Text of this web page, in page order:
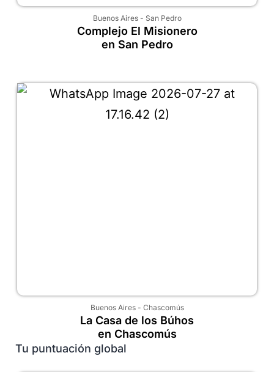
Buenos Aires- San Pedro
Complejo El Misionero
en San Pedro
Buenos Aires- Chascomús
La Casa de los Búhos
en Chascomús
Tu puntuación global